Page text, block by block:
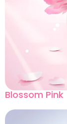
Blossom Pink